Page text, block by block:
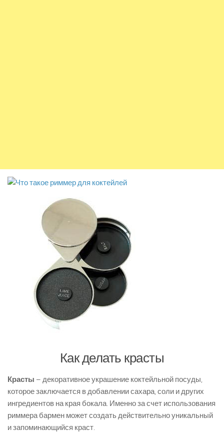
Как делать красты
Красты – декоративное украшение коктейльной посуды,
которое заключается в добавлении сахара, соли и других
ингредиентов на края бокала. Именно за счет использования
риммера бармен может создать действительно уникальный
и запоминающийся краст.